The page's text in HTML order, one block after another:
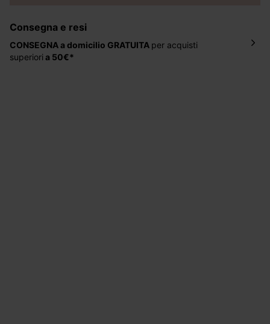
Consegna e resi
CONSEGNA a domicilio GRATUITA per acquisti
superiori a 50€*